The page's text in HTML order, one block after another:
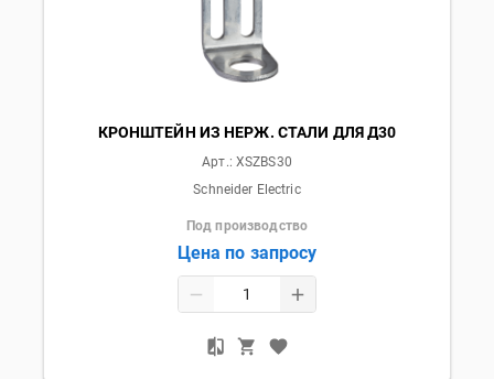
КРОНШТЕЙН ИЗ НЕРЖ. СТАЛИ ДЛЯ Д30
Арт.: XSZBS30
Schneider Electric
Под производство
Цена по запросу